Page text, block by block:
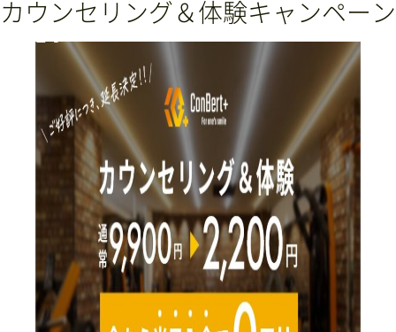
Conbert+の特徴
メニュー紹介
コース＆料金
店舗情報・アクセス
スタッフ紹介
カウンセリング＆体験キャンペーン